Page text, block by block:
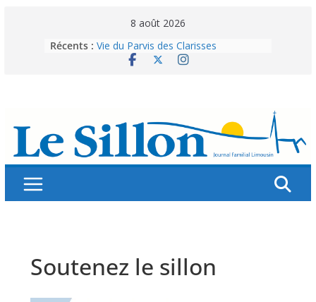
8 août 2026
Récents : Vie du Parvis des Clarisses
La brochure « Des vacances
Splendeurs murales de nos églises
Abonnez-vous ! Réabonnez-vous !
Soutenez le sillon